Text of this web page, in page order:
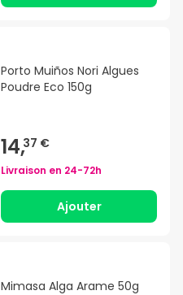
Porto Muiños Nori Algues
Poudre Eco 150g
14,37 €
Livraison en 24-72h
Ajouter
Mimasa Alga Arame 50g